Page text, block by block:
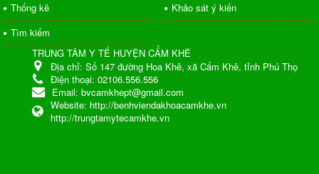
Thống kê
Khảo sát ý kiến
Tìm kiếm
TRUNG TÂM Y TẾ HUYỆN CẨM KHÊ
Địa chỉ: Số 147 đường Hoa Khê, xã Cẩm Khê, tỉnh Phú Thọ
Điện thoại: 02106.556.556
Email: bvcamkhept@gmail.com
Website: http://benhviendakhoacamkhe.vn
http://trungtamytecamkhe.vn